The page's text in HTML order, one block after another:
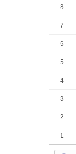
8
7
6
5
4
3
2
1